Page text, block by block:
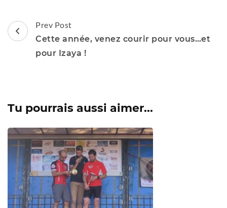
Post
Navigation
Prev Post
Cette année, venez courir pour vous…et
pour Izaya !
Tu pourrais aussi aimer...